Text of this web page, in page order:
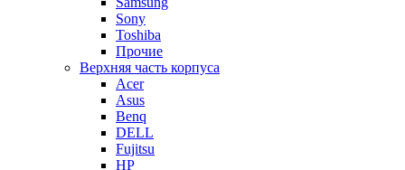
Sony
Toshiba
Прочие
Верхняя часть корпуса
Acer
Asus
Benq
DELL
Fujitsu
HP